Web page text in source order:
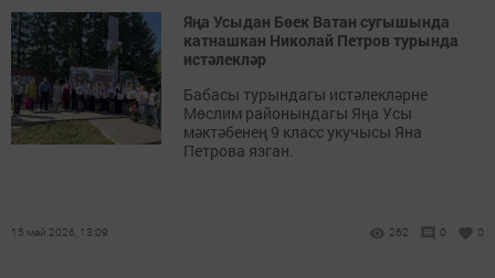
Яңа Усыдан Бөек Ватан сугышында
катнашкан Николай Петров турында
истәлекләр
Бабасы турындагы истәлекләрне
Мөслим районындагы Яңа Усы
мәктәбенең 9 класс укучысы Яна
Петрова язган.
15 май 2026, 13:09 262 0 0